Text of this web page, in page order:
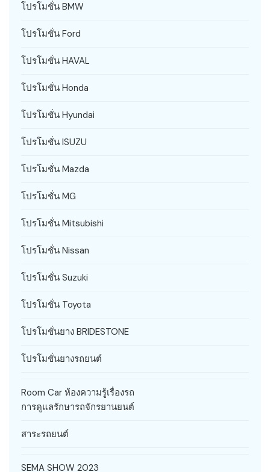
โปรโมชั่น BMW
โปรโมชั่น Ford
โปรโมชั่น HAVAL
โปรโมชั่น Honda
โปรโมชั่น Hyundai
โปรโมชั่น ISUZU
โปรโมชั่น Mazda
โปรโมชั่น MG
โปรโมชั่น Mitsubishi
โปรโมชั่น Nissan
โปรโมชั่น Suzuki
โปรโมชั่น Toyota
โปรโมชั่นยาง BRIDESTONE
โปรโมชั่นยางรถยนต์
Room Car ห้องความรู้เรื่องรถ
การดูแลรักษารถจักรยานยนต์
สาระรถยนต์
SEMA SHOW 2023